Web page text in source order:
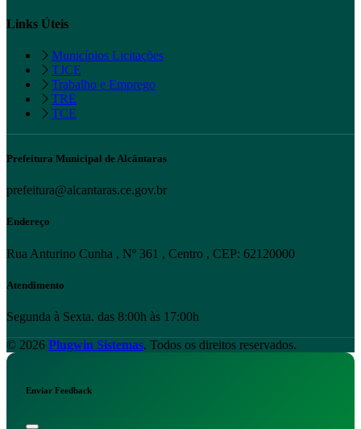
Links Úteis
Municípios Licitações
TJCE
Trabalho e Emprego
TRE
TCE
Prefeitura Municipal de Alcântaras
prefeitura@alcantaras.ce.gov.br
Endereço
Rua Anturino Cunha , Nº 361 , Centro , CEP: 62120000
Atendimento
Segunda à Sexta. das 8:00h às 17:00h
© 2026 Plugwin Sistemas. Todos os direitos reservados.
Enviar Feedback